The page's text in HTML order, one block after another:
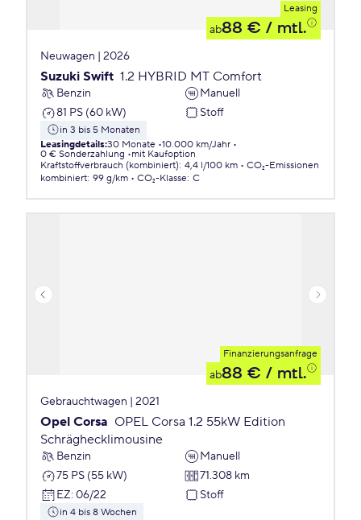
Leasing
ab88 € / mtl.
Neuwagen | 2026
Suzuki Swift 1.2 HYBRID MT Comfort
Benzin
Manuell
81 PS (60 kW)
Stoff
in 3 bis 5 Monaten
Leasingdetails:30 Monate 10.000 km/Jahr
0 € Sonderzahlung
mit Kaufoption
Kraftstoffverbrauch (kombiniert): 4,4 l/100 km
CO₂-Emissionen
kombiniert: 99 g/km CO₂-Klasse: C
Finanzierungsanfrage
ab88 € / mtl.
Gebrauchtwagen | 2021
Opel Corsa OPEL Corsa 1.2 55kW Edition
Schräghecklimousine
Benzin
Manuell
75 PS (55 kW)
71.308 km
EZ: 06/22 Stoff
in 4 bis 8 Wochen